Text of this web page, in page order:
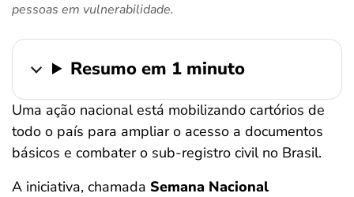
pessoas em vulnerabilidade.
Resumo em 1 minuto
Uma ação nacional está mobilizando cartórios de
todo o país para ampliar o acesso a documentos
básicos e combater o sub-registro civil no Brasil.
A iniciativa, chamada Semana Nacional